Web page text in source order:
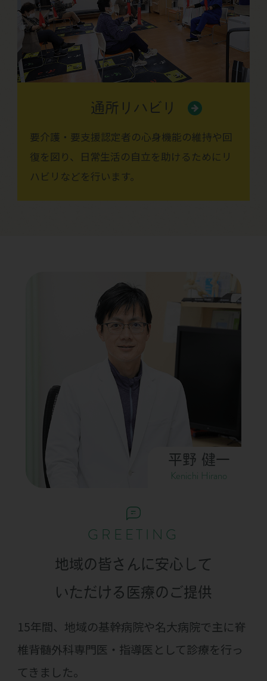
通所リハビリ
要介護・要支援認定者の心身機能の維持や回
復を図り、日常生活の自立を助けるためにリ
ハビリなどを行います。
平野 健一
Kenichi Hirano
GREETING
地域の皆さんに安心して
いただける 医療のご提供
15年間、地域の基幹病院や名大病院で主に脊
椎背髄外科専門医・指導医として診療を行っ
てきました。